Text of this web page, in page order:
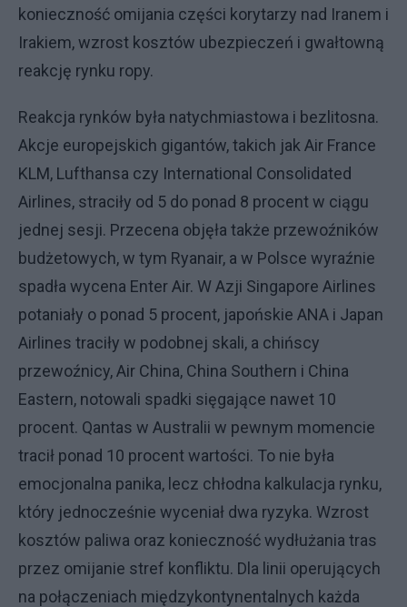
konieczność omijania części korytarzy nad Iranem i
Irakiem, wzrost kosztów ubezpieczeń i gwałtowną
reakcję rynku ropy.
Reakcja rynków była natychmiastowa i bezlitosna.
Akcje europejskich gigantów, takich jak Air France
KLM, Lufthansa czy International Consolidated
Airlines, straciły od 5 do ponad 8 procent w ciągu
jednej sesji. Przecena objęła także przewoźników
budżetowych, w tym Ryanair, a w Polsce wyraźnie
spadła wycena Enter Air. W Azji Singapore Airlines
potaniały o ponad 5 procent, japońskie ANA i Japan
Airlines traciły w podobnej skali, a chińscy
przewoźnicy, Air China, China Southern i China
Eastern, notowali spadki sięgające nawet 10
procent. Qantas w Australii w pewnym momencie
tracił ponad 10 procent wartości. To nie była
emocjonalna panika, lecz chłodna kalkulacja rynku,
który jednocześnie wyceniał dwa ryzyka. Wzrost
kosztów paliwa oraz konieczność wydłużania tras
przez omijanie stref konfliktu. Dla linii operujących
na połączeniach międzykontynentalnych każda